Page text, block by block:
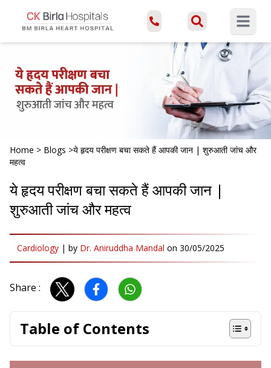
Open
Home > Blogs >ये हृदय परीक्षण बचा सकते हैं आपकी जान | शुरुआती जांच और
महत्व
ये हृदय परीक्षण बचा सकते हैं आपकी जान |
शुरुआती जांच और महत्व
Cardiology | by Dr. Aniruddha Mandal on 30/05/2025
Share :
Table of Contents